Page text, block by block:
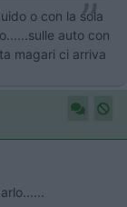
o con la sola
auto con
magari ci arriva